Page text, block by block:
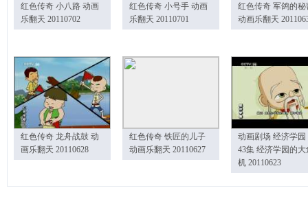
红色传奇 小八路 动画
乐翻天 20110702
红色传奇 小号手 动画
乐翻天 20110701
红色传奇 军鸽的秘
动画乐翻天
红色传奇 龙舟战鼓 动
画乐翻天 20110628
红色传奇 铁匠的儿子
动画乐翻天 20110627
动画剧场 经济学园
43集 经济学园的大
机 20110623